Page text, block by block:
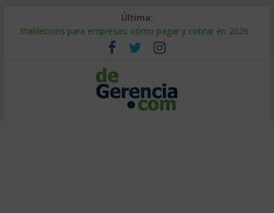
Última:
Stablecoins para empresas: cómo pagar y cobrar en 2026
Despido silencioso: qué es y por qué sale tan caro
IA en selección de personal: cómo auditarla a tiempo
Trabajo forzoso en la cadena de suministro: qué hacer
Mercado hispano de EE. UU.: cómo segmentarlo y venderle